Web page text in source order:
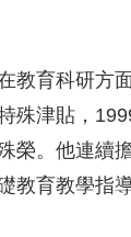
教育科研方
殊津貼，
榮。他連續
教育教學指